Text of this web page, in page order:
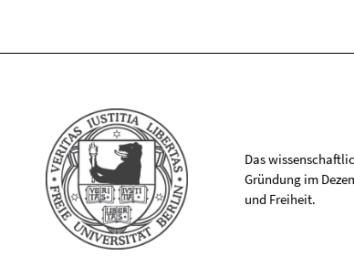
Das
Gründung im
und Freiheit.